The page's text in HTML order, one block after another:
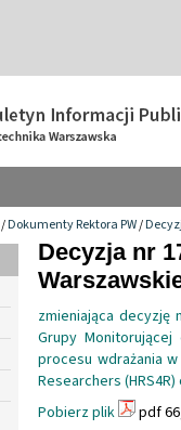
/Dokumenty Rektora PW/
Decyzja nr
zmieniająca decyzję
Grupy
procesu wdrażania
Researchers
Pobierz plik
pdf